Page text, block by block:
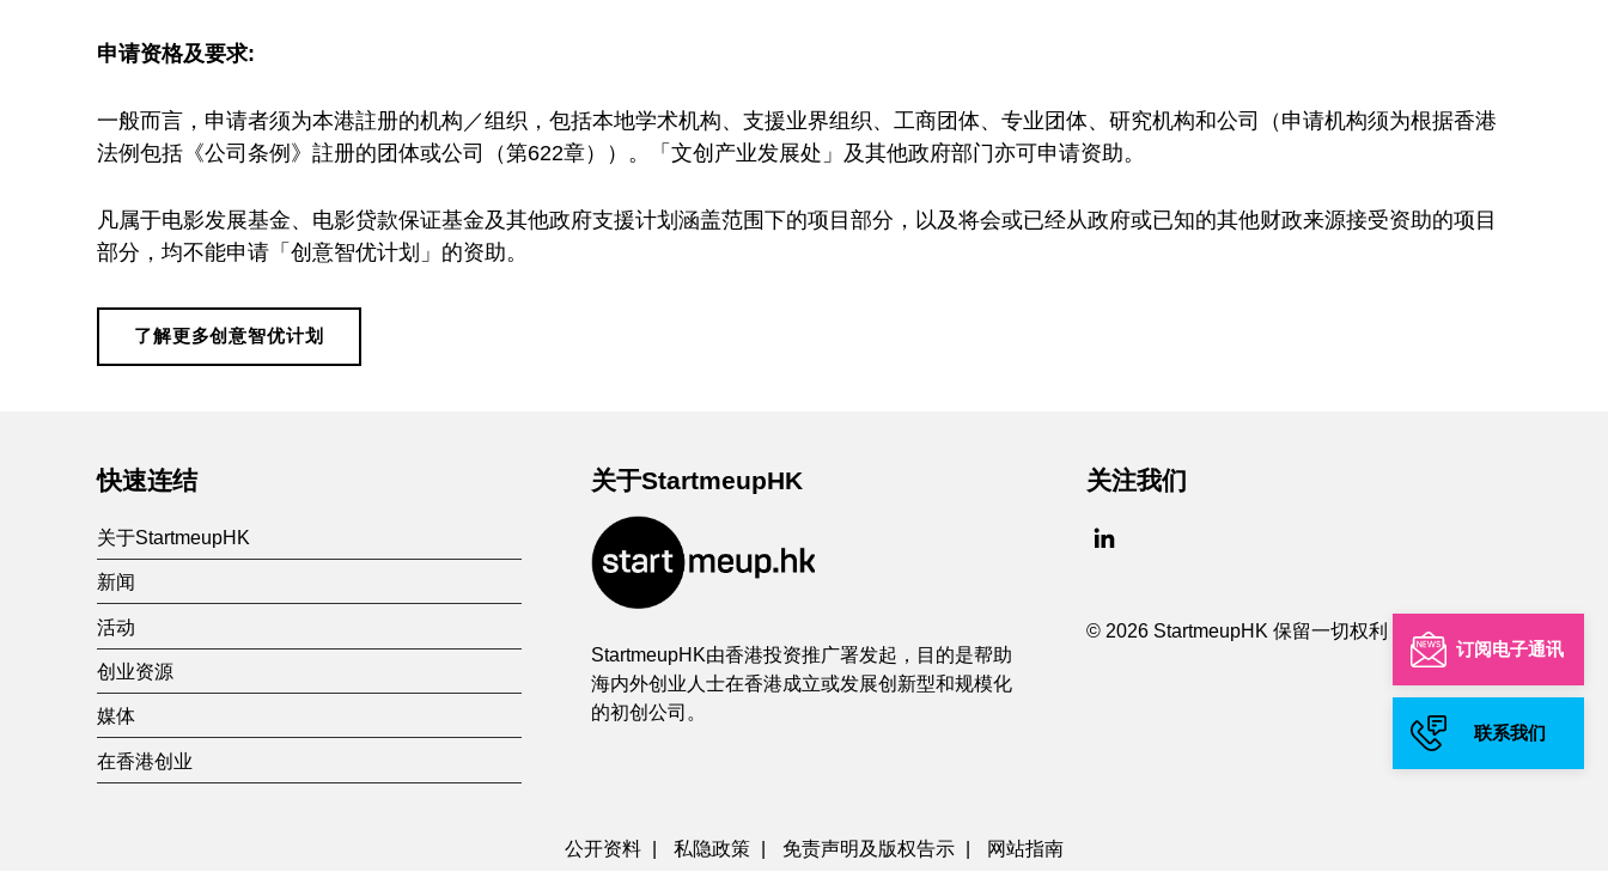
订阅电子通讯
联系我们
申请资格及要求:
一般而言，申请者须为本港註册的机构／组织，包括本地学术机构、支援业界组织、工商团体、专业团体、研究机构和公司（申请机构须为根据香港
法例包括《公司条例》註册的团体或公司（第622章））。「文创产业发展处」及其他政府部门亦可申请资助。
凡属于电影发展基金、电影贷款保证基金及其他政府支援计划涵盖范围下的项目部分，以及将会或已经从政府或已知的其他财政来源接受资助的项目
部分，均不能申请「创意智优计划」的资助。
了解更多创意智优计划
Skip back to main navigation
快速连结
关于StartmeupHK
新闻
活动
创业资源
媒体
在香港创业
关于StartmeupHK
StartmeupHK由香港投资推广署发起，目的是帮助
海内外创业人士在香港成立或发展创新型和规模化
的初创公司。
关注我们
© 2026 StartmeupHK 保留一切权利
公开资料 私隐政策 免责声明及版权告示 网站指南